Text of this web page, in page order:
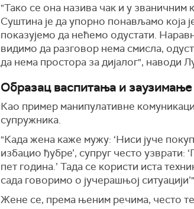
"Тако се она назива чак и у
Суштина је да упорно понављамо која
показујемо да нећемо одустати.
видимо да разговор нема смисла,
да нема простора за дијалог", наводи
Образац васпитања и заузимање
Као пример манипулативне
супружника.
"Када жена каже мужу: ‘Ниси јуче
избацио ђубре’, супруг често узврати:
пет година.’ Тада се користи иста
сада говоримо о јучерашњој
Жене се, према њеним речима, често